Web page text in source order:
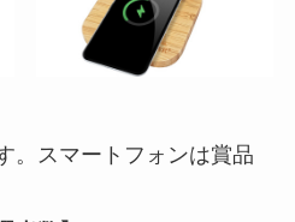
。スマートフォンは賞品